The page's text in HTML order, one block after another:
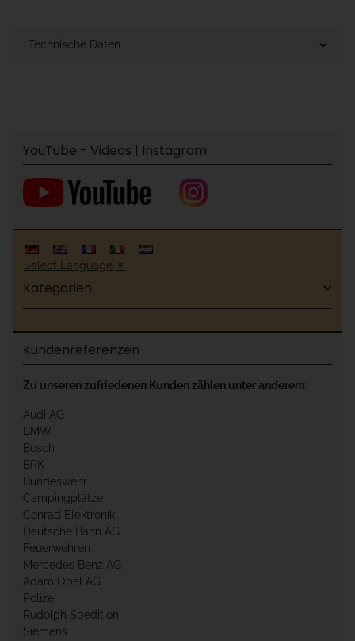
Technische Daten
YouTube - Videos | Instagram
Select Language ▼
Kategorien
Kundenreferenzen
Zu unseren zufriedenen Kunden zählen unter anderem:
Audi AG
BMW
Bosch
BRK
Bundeswehr
Campingplätze
Conrad Elektronik
Deutsche Bahn AG
Feuerwehren
Mercedes Benz AG
Adam Opel AG
Polizei
Rudolph Spedition
Siemens